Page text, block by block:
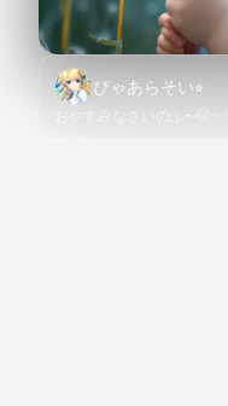
ぴゃあらそい⭐︎
おやすみなさいのふ〜🤭✨✨